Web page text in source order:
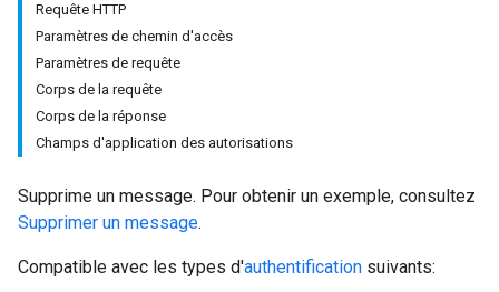
Requête HTTP
Paramètres de chemin d'accès
Paramètres de requête
Corps de la requête
Corps de la réponse
Champs d'application des autorisations
Supprime un message. Pour obtenir un exemple, consultez
Supprimer un message.
Compatible avec les types d'authentification suivants: